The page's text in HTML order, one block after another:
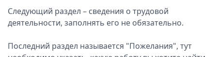
Следующий раздел – сведения о трудовой
деятельности, заполнять его не обязательно.
Последний раздел называется "Пожелания", тут